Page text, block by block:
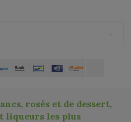
rosés et de dessert,
liqueurs les plus